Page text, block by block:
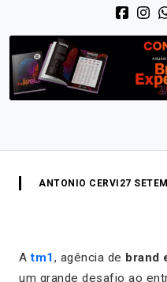
ANTONIO CERVI 27
Atm1, agência de brand
um grande desafio ao